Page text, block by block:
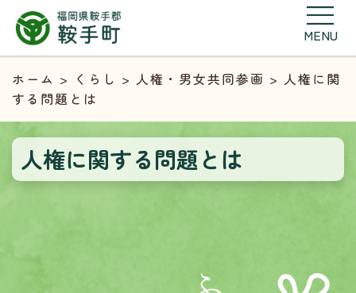
MENU
ホーム > くらし > 人権・男女共同参画 > 人権に関
する問題とは
人権に関する問題とは